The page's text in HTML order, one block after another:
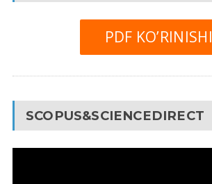
PDF KO’RINISHI
SCOPUS&SCIENCEDIRECT